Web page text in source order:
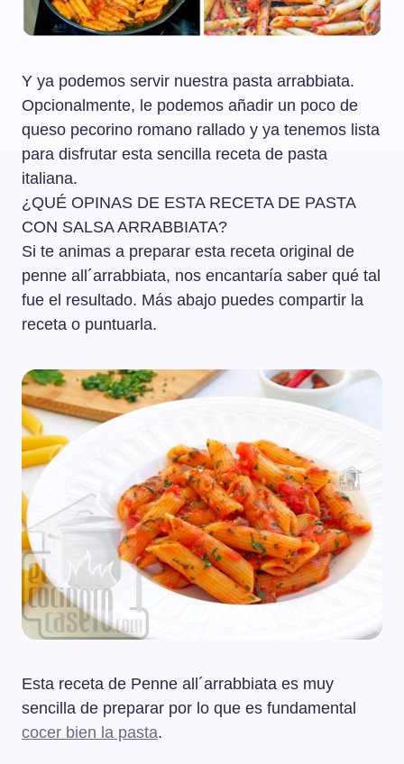
Y ya podemos servir nuestra pasta arrabbiata.
Opcionalmente, le podemos añadir un poco de
queso pecorino romano rallado y ya tenemos lista
para disfrutar esta sencilla receta de pasta
italiana.
¿QUÉ OPINAS DE ESTA RECETA DE PASTA
CON SALSA ARRABBIATA?
Si te animas a preparar esta receta original de
penne all´arrabbiata, nos encantaría saber qué tal
fue el resultado. Más abajo puedes compartir la
receta o puntuarla.
Esta receta de Penne all´arrabbiata es muy
sencilla de preparar por lo que es fundamental
cocer bien la pasta.